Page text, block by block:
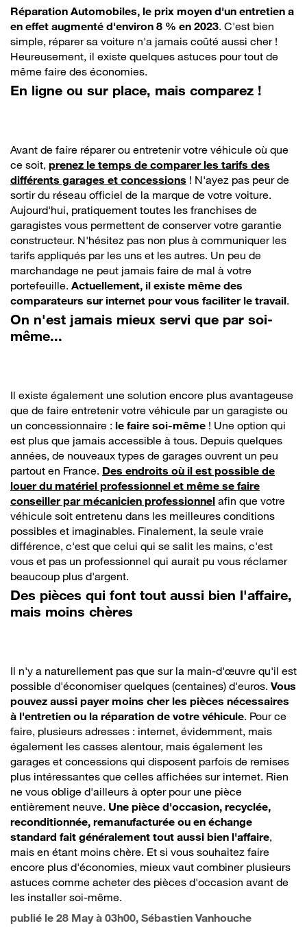
Réparation Automobiles, le prix moyen d'un entretien a
en effet augmenté d'environ 8 % en 2023. C'est bien
simple, réparer sa voiture n'a jamais coûté aussi cher !
Heureusement, il existe quelques astuces pour tout de
même faire des économies.
En ligne ou sur place, mais comparez !
Avant de faire réparer ou entretenir votre véhicule où que
ce soit, prenez le temps de comparer les tarifs des
différents garages et concessions ! N'ayez pas peur de
sortir du réseau officiel de la marque de votre voiture.
Aujourd'hui, pratiquement toutes les franchises de
garagistes vous permettent de conserver votre garantie
constructeur. N'hésitez pas non plus à communiquer les
tarifs appliqués par les uns et les autres. Un peu de
marchandage ne peut jamais faire de mal à votre
portefeuille. Actuellement, il existe même des
comparateurs sur internet pour vous faciliter le travail.
On n'est jamais mieux servi que par soi-
même...
Il existe également une solution encore plus avantageuse
que de faire entretenir votre véhicule par un garagiste ou
un concessionnaire : le faire soi-même ! Une option qui
est plus que jamais accessible à tous. Depuis quelques
années, de nouveaux types de garages ouvrent un peu
partout en France. Des endroits où il est possible de
louer du matériel professionnel et même se faire
conseiller par mécanicien professionnel afin que votre
véhicule soit entretenu dans les meilleures conditions
possibles et imaginables. Finalement, la seule vraie
différence, c'est que celui qui se salit les mains, c'est
vous et pas un professionnel qui aurait pu vous réclamer
beaucoup plus d'argent.
Des pièces qui font tout aussi bien l'affaire,
mais moins chères
Il n'y a naturellement pas que sur la main-d'œuvre qu'il est
possible d'économiser quelques (centaines) d'euros. Vous
pouvez aussi payer moins cher les pièces nécessaires
à l'entretien ou la réparation de votre véhicule. Pour ce
faire, plusieurs adresses : internet, évidemment, mais
également les casses alentour, mais également les
garages et concessions qui disposent parfois de remises
plus intéressantes que celles affichées sur internet. Rien
ne vous oblige d'ailleurs à opter pour une pièce
entièrement neuve. Une pièce d'occasion, recyclée,
reconditionnée, remanufacturée ou en échange
standard fait généralement tout aussi bien l'affaire,
mais en étant moins chère. Et si vous souhaitez faire
encore plus d'économies, mieux vaut combiner plusieurs
astuces comme acheter des pièces d'occasion avant de
les installer soi-même.
publié le 28 May à 03h00, Sébastien Vanhouche